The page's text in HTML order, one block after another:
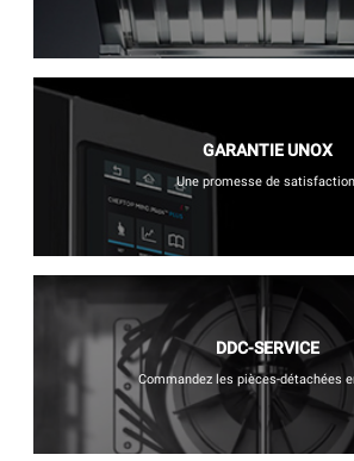
GARANTIE UNOX
Une promesse de
DDC-SERVICE
Commandez les pièces-détachées